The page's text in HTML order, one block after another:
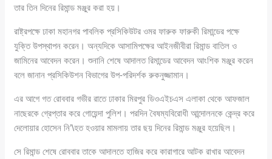
তার তিন দিনের রিমান্ড মঞ্জুর করা হয়।
রাষ্ট্রপক্ষে ঢাকা মহানগর পাবলিক প্রসিকিউটর ওমর ফারুক ফারুকী রিমান্ডের পক্ষে
যুক্তি উপস্থাপন করেন। অন্যদিকে আসামিপক্ষের আইনজীবীরা রিমান্ড বাতিল ও
জামিনের আবেদন করেন। শুনানি শেষে আদালত রিমান্ডের আবেদন আংশিক মঞ্জুর করেন
বলে জানান প্রসিকিউশন বিভাগের উপ-পরিদর্শক রুকনুজ্জামান।
এর আগে গত রোববার গভীর রাতে ঢাকার মিরপুর ডিওএইচএস এলাকা থেকে আফজাল
নাছেরকে গ্রেপ্তার করে গোয়েন্দা পুলিশ। পরদিন বৈষম্যবিরোধী আন্দোলনকে কেন্দ্র করে
দেলোয়ার হোসেন নি’\হত হওয়ার মামলায় তার ছয় দিনের রিমান্ড মঞ্জুর হয়েছিল।
সে রিমান্ড শেষে রোববার তাকে আদালতে হাজির করে কারাগারে আটক রাখার আবেদন